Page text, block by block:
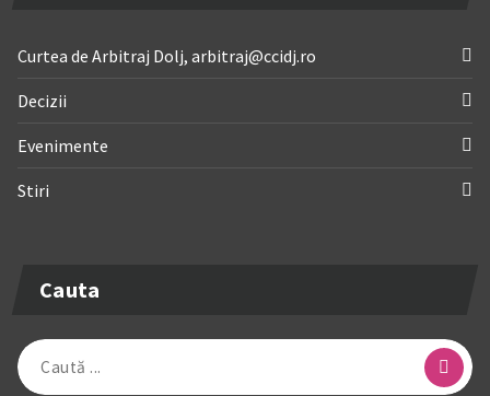
Curtea de Arbitraj Dolj, arbitraj@ccidj.ro
Decizii
Evenimente
Stiri
Cauta
Caută
după: